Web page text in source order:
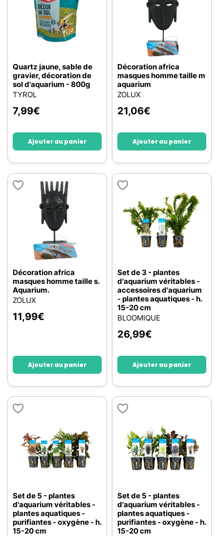
Quartz jaune, sable de
gravier, décoration de
sol d'aquarium - 800g
TYROL
7,99€
Ajouter au panier
Décoration africa
masques homme taille m
aquarium
ZOLUX
21,06€
Ajouter au panier
Décoration africa
masques homme taille s.
Aquarium.
ZOLUX
11,99€
Ajouter au panier
Set de 3 - plantes
d'aquarium véritables -
accessoires d'aquarium
- plantes aquatiques - h.
15-20 cm
BLOOMIQUE
26,99€
Ajouter au panier
Set de 5 - plantes
d'aquarium véritables -
plantes aquatiques -
purifiantes - oxygène - h.
15-20 cm
Set de 5 - plantes
d'aquarium véritables -
plantes aquatiques -
purifiantes - oxygène - h.
15-20 cm